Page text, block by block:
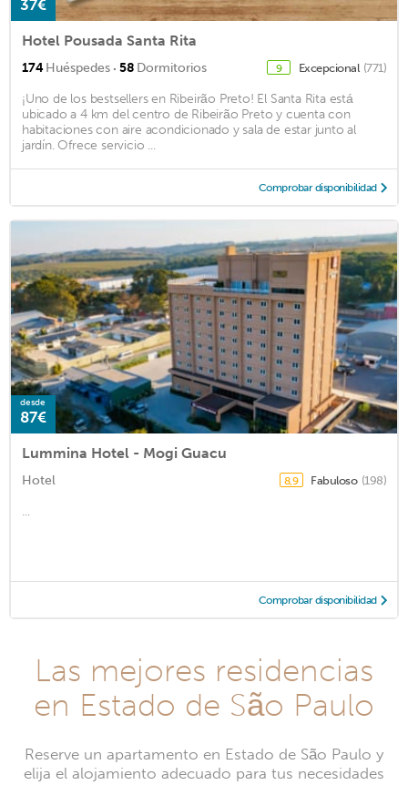
37€
Hotel Pousada Santa Rita
174Huéspedes · 58 Dormitorios 9 Excepcional (771)
¡Uno de los bestsellers en Ribeirão Preto! El Santa Rita está
ubicado a 4 km del centro de Ribeirão Preto y cuenta con
habitaciones con aire acondicionado y sala de estar junto al
jardín. Ofrece servicio ...
Comprobar disponibilidad
desde
87€
Lummina Hotel - Mogi Guacu
Hotel 8,9 Fabuloso (198)
...
Comprobar disponibilidad
Las mejores residencias
en Estado de São Paulo
Reserve un apartamento en Estado de São Paulo y
elija el alojamiento adecuado para tus necesidades